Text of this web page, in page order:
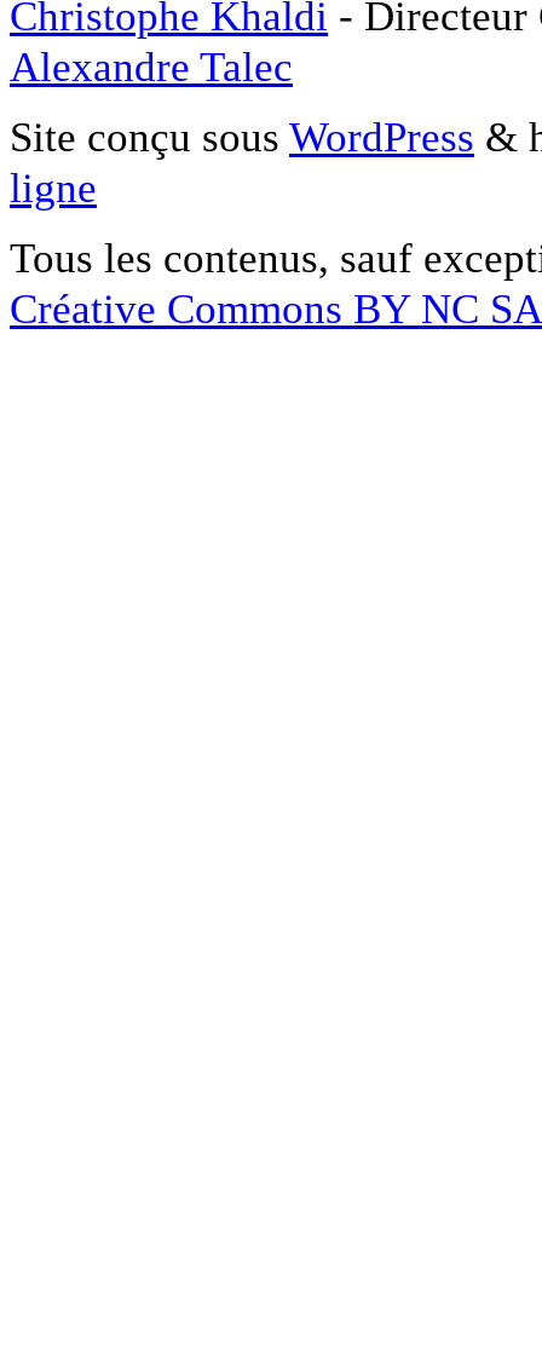
Christophe Khaldi -
Alexandre Talec
Site conçu sous WordPress &
ligne
Tous les contenus, sauf
Créative Commons BY NC SA